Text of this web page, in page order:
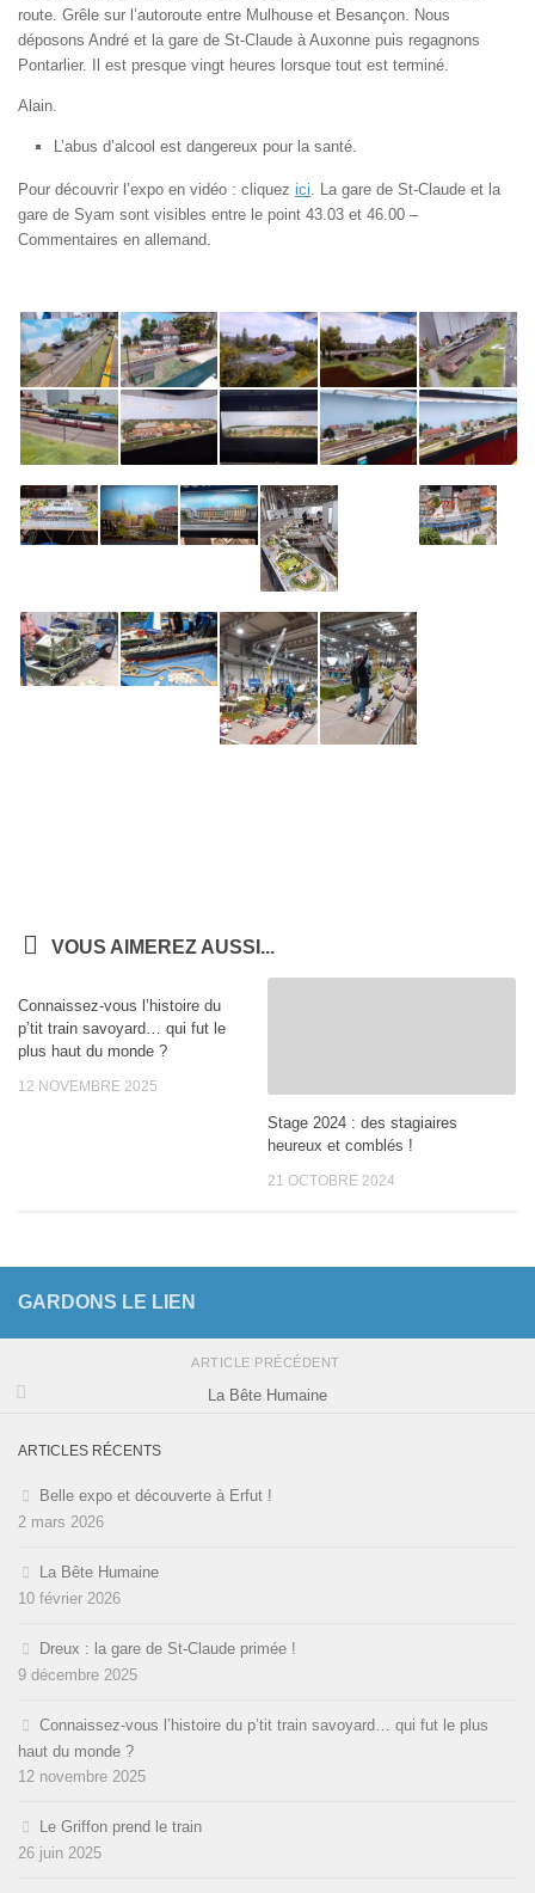
route. Grêle sur l’autoroute entre Mulhouse et Besançon. Nous
déposons André et la gare de St-Claude à Auxonne puis regagnons
Pontarlier. Il est presque vingt heures lorsque tout est terminé.
Alain.
L’abus d’alcool est dangereux pour la santé.
Pour découvrir l’expo en vidéo : cliquez ici. La gare de St-Claude et la
gare de Syam sont visibles entre le point 43.03 et 46.00 –
Commentaires en allemand.
VOUS AIMEREZ AUSSI...
Connaissez-vous l’histoire du
p’tit train savoyard… qui fut le
plus haut du monde ?
12 NOVEMBRE 2025
Stage 2024 : des stagiaires
heureux et comblés !
21 OCTOBRE 2024
GARDONS LE LIEN
ARTICLE PRÉCÉDENT
La Bête Humaine
ARTICLES RÉCENTS
Belle expo et découverte à Erfut !
2 mars 2026
La Bête Humaine
10 février 2026
Dreux : la gare de St-Claude primée !
9 décembre 2025
Connaissez-vous l’histoire du p’tit train savoyard… qui fut le plus
haut du monde ?
12 novembre 2025
Le Griffon prend le train
26 juin 2025